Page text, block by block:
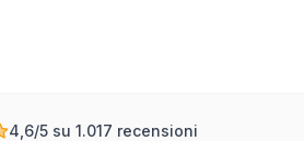
4,6/5 su 1.017 recensioni